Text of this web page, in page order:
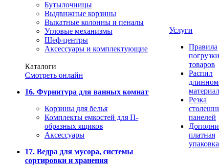
Бутылочницы
Выдвижные корзины
Выкатные колонны и пеналы
Угловые механизмы
Шеф-центры
Аксессуары и комплектующие
Каталоги
Смотреть онлайн
16. Фурнитура для ванных комнат
Корзины для белья
Комплекты емкостей для П-
образных ящиков
Аксессуары
17. Ведра для мусора, системы
сортировки и хранения
Услуги
Правила
погрузки
товаров
Распил
Резка
панелей
платная
упаковка